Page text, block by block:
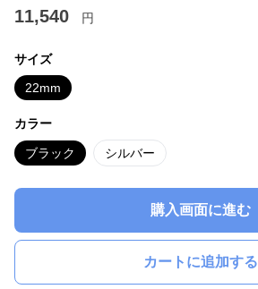
11,540 円
サイズ
22mm
カラー
ブラック シルバー
購入画面に進む
カートに追加する